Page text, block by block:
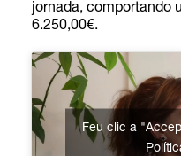
jornada, comportando
6.250,00€.
Feu clic a